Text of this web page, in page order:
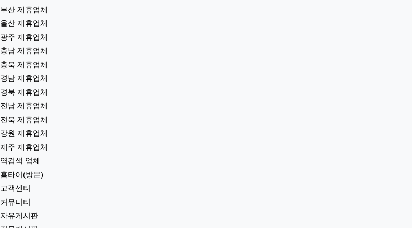
부산 제휴업체
울산 제휴업체
광주 제휴업체
충남 제휴업체
충북 제휴업체
경남 제휴업체
경북 제휴업체
전남 제휴업체
전북 제휴업체
강원 제휴업체
제주 제휴업체
역검색 업체
홈타이(방문)
고객센터
커뮤니티
자유게시판